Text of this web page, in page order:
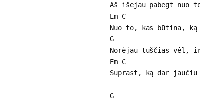
Aš išėjau pabėgt nuo
Em C
Nuo to, kas būtina,
G
Norėjau tuščias vėl,
Em C
Suprast, ką dar jaučiu
G